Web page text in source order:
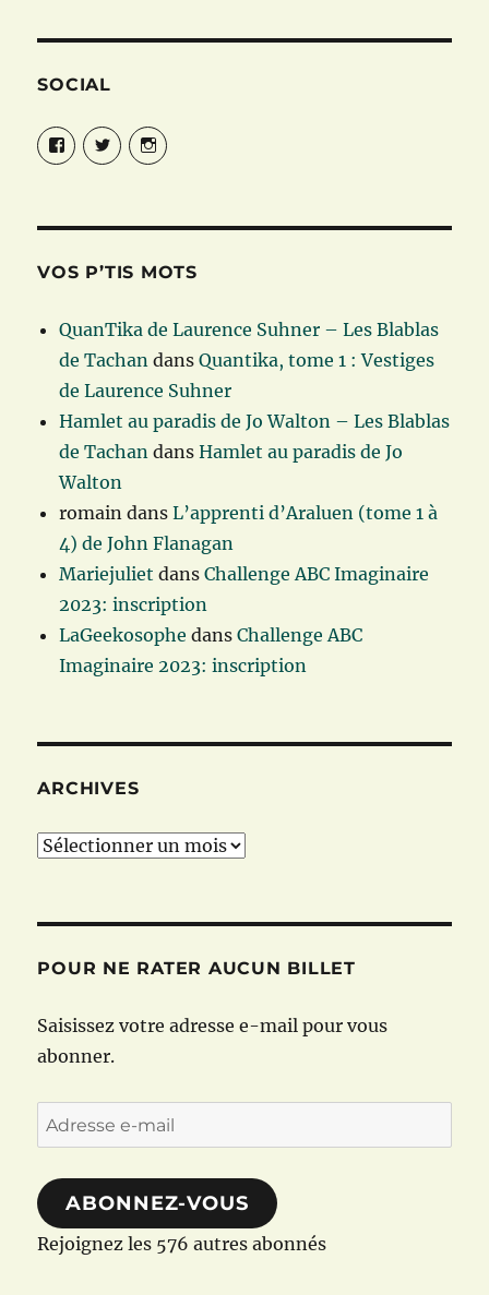
SOCIAL
FacebookTwitterInstagram
VOS P’TIS MOTS
QuanTika de Laurence Suhner – Les Blablas
de Tachan dansQuantika, tome 1 : Vestiges
de Laurence Suhner
Hamlet au paradis de Jo Walton – Les Blablas
de Tachan dansHamlet au paradis de Jo
Walton
romain dansL’apprenti d’Araluen (tome 1 à
4) de John Flanagan
Mariejuliet dansChallenge ABC Imaginaire
2023: inscription
LaGeekosophe dansChallenge ABC
Imaginaire 2023: inscription
ARCHIVES
Archives
POUR NE RATER AUCUN BILLET
Saisissez votre adresse e-mail pour vous
abonner.
Adresse
e-
mail
ABONNEZ-VOUS
Rejoignez les 576 autres abonnés